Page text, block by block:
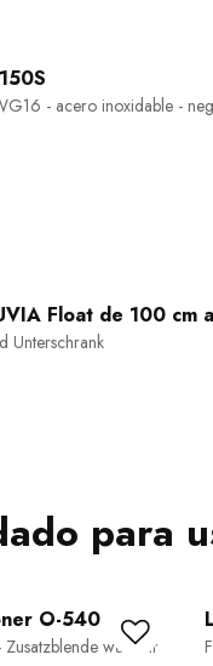
- acero inoxidable -
Float de 100 cm
Unterschrank
para
O-540
wählbar